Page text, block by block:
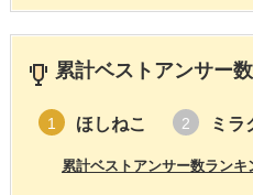
累計ベストアンサー
1 ほしねこ 2 ミラ
累計ベストアンサー数ランキ